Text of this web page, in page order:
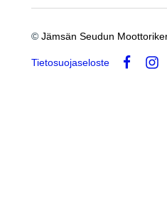
©Jämsän Seudun
Tietosuojaseloste